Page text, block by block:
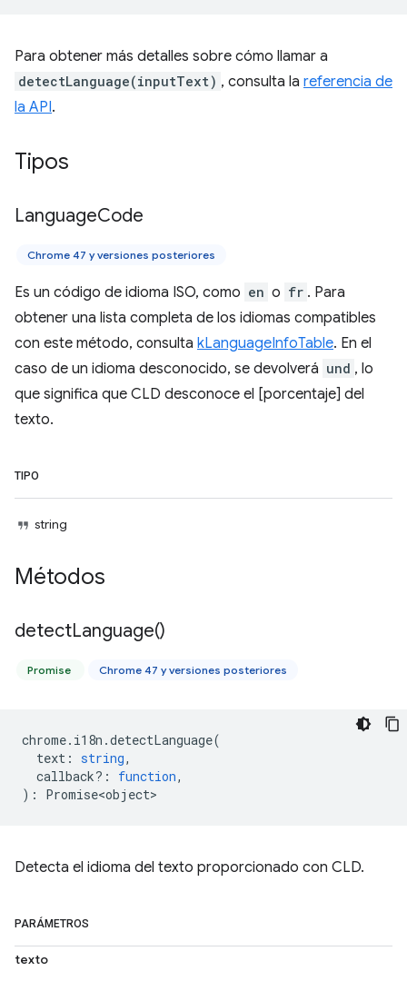
Para obtener más detalles sobre cómo llamar a
detectLanguage(inputText) , consulta la referencia de
la API.
Tipos
LanguageCode
Chrome 47 y versiones posteriores
Es un código de idioma ISO, como en o fr . Para
obtener una lista completa de los idiomas compatibles
con este método, consulta kLanguageInfoTable. En el
caso de un idioma desconocido, se devolverá und , lo
que significa que CLD desconoce el [porcentaje] del
texto.
TIPO
string
Métodos
detectLanguage()
Promise Chrome 47 y versiones posteriores
chrome. i18n .detectLanguage(
text : string,
callback? : function,
) : Promise<object>
Detecta el idioma del texto proporcionado con CLD.
PARÁMETROS
texto